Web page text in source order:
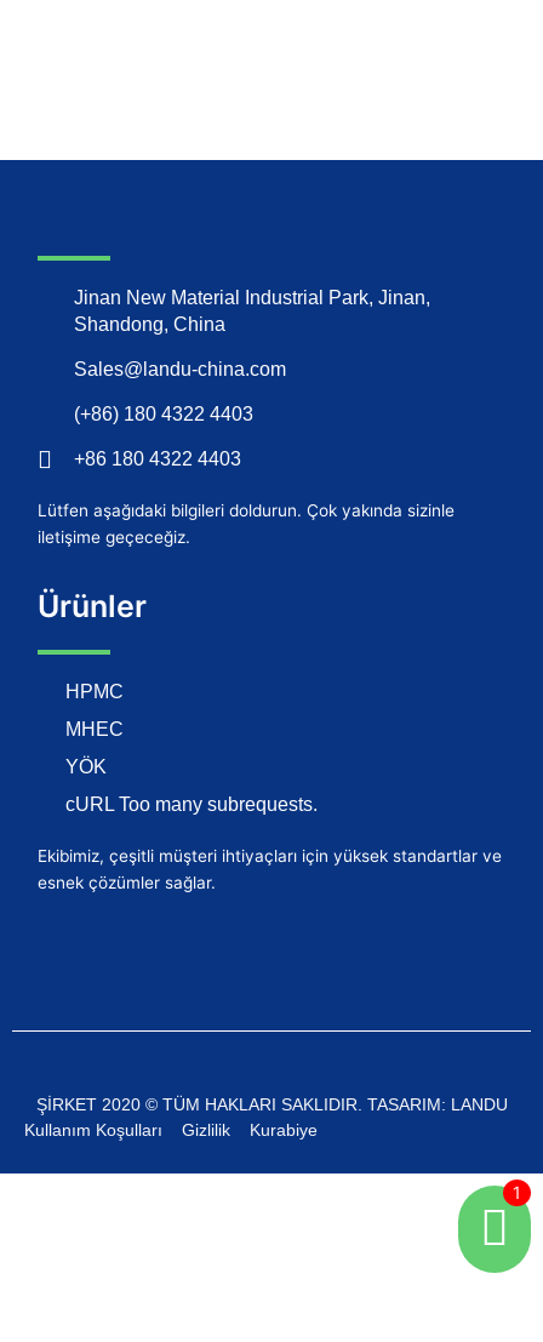
Jinan New Material Industrial Park, Jinan,
Shandong, China
Sales@landu-china.com
(+86) 180 4322 4403
+86 180 4322 4403
Lütfen aşağıdaki bilgileri doldurun. Çok yakında sizinle
iletişime geçeceğiz.
Ürünler
HPMC
MHEC
YÖK
cURL Too many subrequests.
Ekibimiz, çeşitli müşteri ihtiyaçları için yüksek standartlar ve
esnek çözümler sağlar.
ŞIRKET 2020 © TÜM HAKLARI SAKLIDIR. TASARIM: LANDU
Kullanım Koşulları
Gizlilik Kurabiye